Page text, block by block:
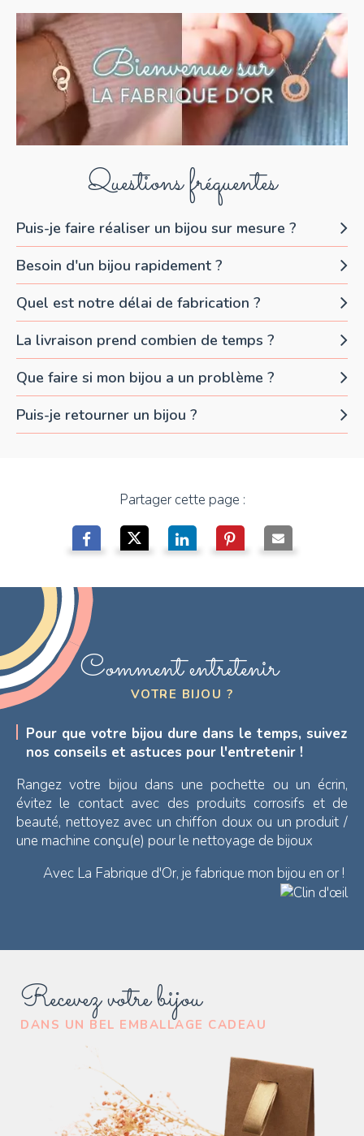
Questions fréquentes
Puis-je faire réaliser un bijou sur mesure ?
Besoin d'un bijou rapidement ?
Quel est notre délai de fabrication ?
La livraison prend combien de temps ?
Que faire si mon bijou a un problème ?
Puis-je retourner un bijou ?
Partager cette page :
Recevez votre bijou
DANS UN BEL EMBALLAGE CADEAU
Comment entretenir
VOTRE BIJOU ?
Pour que votre bijou dure dans le temps, suivez
nos conseils et astuces pour l'entretenir !
Rangez votre bijou dans une pochette ou un écrin,
évitez le contact avec des produits corrosifs et de
beauté, nettoyez avec un chiffon doux ou un produit /
une machine conçu(e) pour le nettoyage de bijoux
Avec La Fabrique d'Or, je fabrique mon bijou en or !